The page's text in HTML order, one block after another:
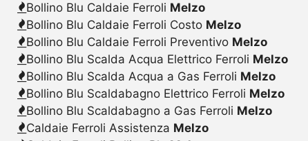
Bollino Blu Caldaie Ferroli Melzo
Bollino Blu Caldaie Ferroli Costo Melzo
Bollino Blu Caldaie Ferroli Preventivo Melzo
Bollino Blu Scalda Acqua Elettrico Ferroli Melzo
Bollino Blu Scalda Acqua a Gas Ferroli Melzo
Bollino Blu Scaldabagno Elettrico Ferroli Melzo
Bollino Blu Scaldabagno a Gas Ferroli Melzo
Caldaie Ferroli Assistenza Melzo